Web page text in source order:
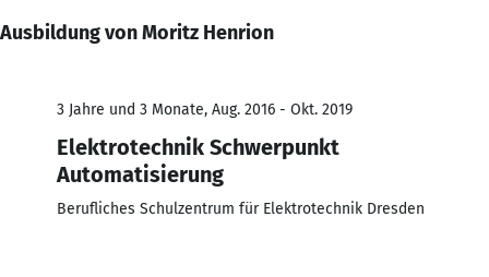
Ausbildung von Moritz Henrion
3 Jahre und 3 Monate, Aug. 2016 - Okt. 2019
Elektrotechnik Schwerpunkt
Automatisierung
Berufliches Schulzentrum für Elektrotechnik Dresden